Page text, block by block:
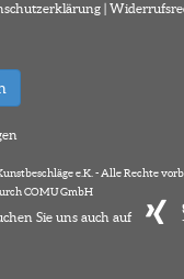
|
e.K. - Alle Rechte
COMU GmbH
Sie uns auch auf